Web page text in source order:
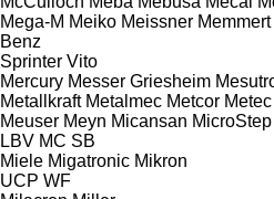
Mega-M Meiko Meissner Memmert
Benz
Sprinter Vito
Mercury Messer Griesheim
Metallkraft Metalmec Metcor Metec
Meuser Meyn Micansan MicroStep
LBV MC SB
Miele Migatronic Mikron
UCP WF